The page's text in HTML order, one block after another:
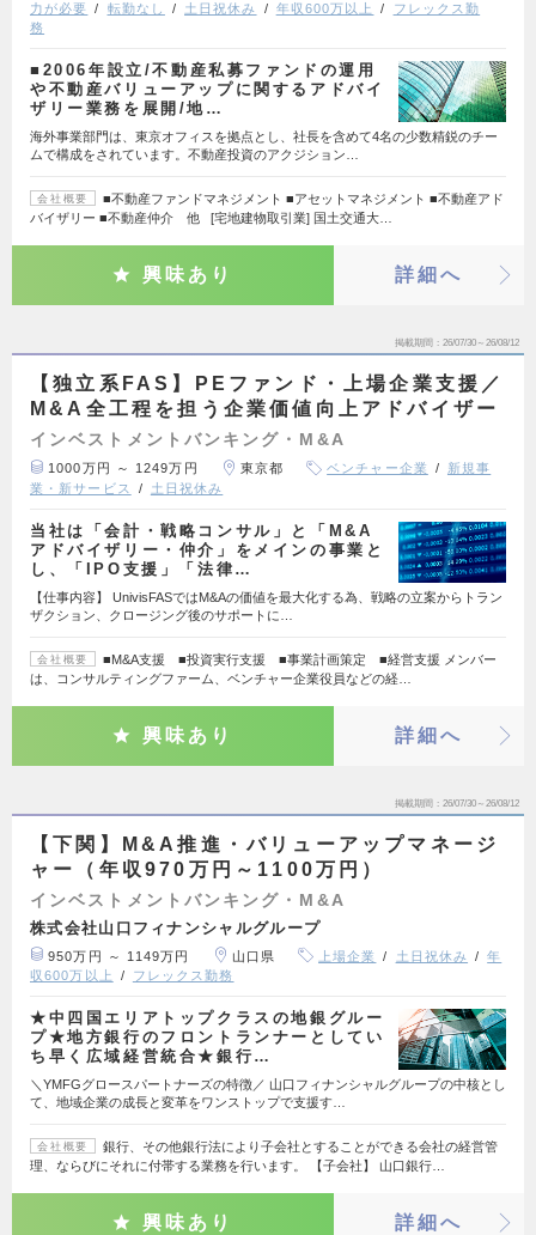
力が必要
転勤なし 土日祝休み 年収600万以上
フレックス勤
務
■2006年設立/不動産私募ファンドの運用
や不動産バリューアップに関するアドバイ
ザリー業務を展開/地…
海外事業部門は、東京オフィスを拠点とし、社長を含めて4名の少数精鋭のチー
ムで構成をされています。不動産投資のアクジション…
会社概要
■不動産ファンドマネジメント ■アセットマネジメント ■不動産アド
バイザリー ■不動産仲介 他 [宅地建物取引業] 国土交通大…
興味あり 詳細へ
掲載期間 26/07/30～26/08/12
【独立系FAS】PEファンド・上場企業支援／
M&A全工程を担う企業価値向上アドバイザー
インベストメントバンキング・M&A
1000万円 ～ 1249万円 東京都 ベンチャー企業
新規事
業・新サービス
土日祝休み
当社は「会計・戦略コンサル」と「M&A
アドバイザリー・仲介」をメインの事業と
し、「IPO支援」「法律…
【仕事内容】 UnivisFASではM&Aの価値を最大化する為、戦略の立案からトラン
ザクション、クロージング後のサポートに…
会社概要
■M&A支援 ■投資実行支援 ■事業計画策定 ■経営支援 メンバー
は、コンサルティングファーム、ベンチャー企業役員などの経…
興味あり 詳細へ
掲載期間 26/07/30～26/08/12
【下関】M&A推進・バリューアップマネージ
ャー（年収970万円～1100万円）
インベストメントバンキング・M&A
株式会社山口フィナンシャルグループ
950万円 ～ 1149万円 山口県 上場企業 土日祝休み
年
収600万以上
フレックス勤務
★中四国エリアトップクラスの地銀グルー
プ★地方銀行のフロントランナーとしてい
ち早く広域経営統合★銀行…
＼YMFGグロースパートナーズの特徴／ 山口フィナンシャルグループの中核とし
て、地域企業の成長と変革をワンストップで支援す…
会社概要
銀行、その他銀行法により子会社とすることができる会社の経営管
理、ならびにそれに付帯する業務を行います。 【子会社】 山口銀行…
興味あり 詳細へ